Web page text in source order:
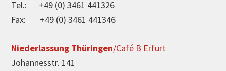
Tel.: +49 (0) 3461 441326
Fax: +49 (0) 3461 441346
Niederlassung Thüringen/Café B Erfurt
Johannesstr. 141